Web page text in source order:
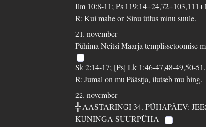
Ilm 10:8-11; Ps
R: Kui mahe on Sinu ütlus minu suule.
21. november
Pühima Neitsi Maarja templissetoomise
Sk 2:14-17; [Ps] Lk 1:46-47,48-49,50-
R: Jumal on mu Päästja, ilutseb mu hing.
22. november
╬ AASTARINGI 34. PÜHAPÄEV:
KUNINGA SUURPÜHA